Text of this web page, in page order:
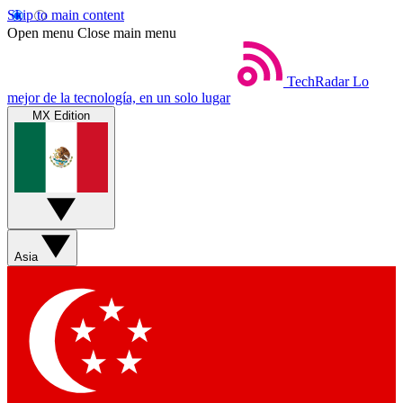
Skip to main content
Open menu Close main menu
TechRadar Lo
mejor de la tecnología, en un solo lugar
MX Edition
Asia